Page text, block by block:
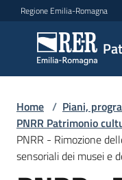
Vai al contenuto
Vai alla navigazione
Vai al footer
Regione Emilia-Romagna
Argomenti
Novità
Home / Piani,
PNRR Patrimonio
PNRR - Rimozione
sensoriali dei musei e